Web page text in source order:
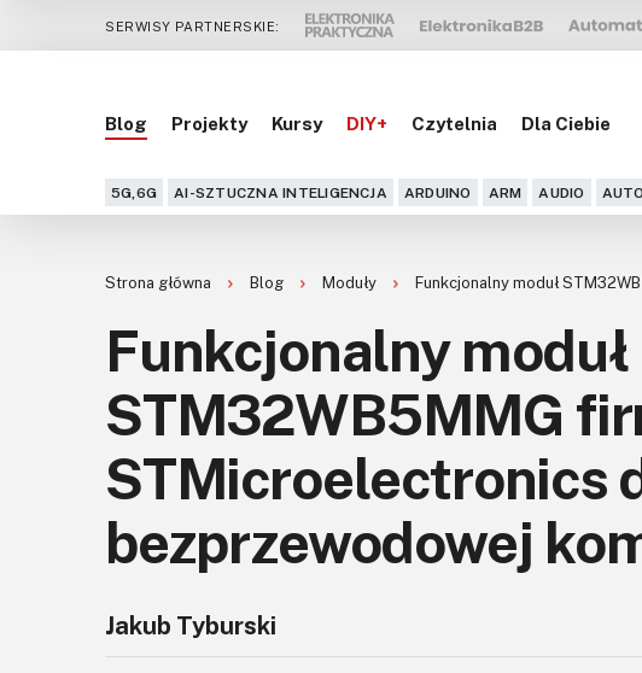
SERWISY PARTNERSKIE:
Blog Projekty Kursy DIY+ Czytelnia Dla Ciebie
5G,6G AI-SZTUCZNA INTELIGENCJA ARDUINO ARM AUDIO
Strona główna Blog Moduły Funkcjonalny moduł
Funkcjonalny moduł
STM32WB5MMG
STMicroelectronics
bezprzewodowej
Jakub Tyburski